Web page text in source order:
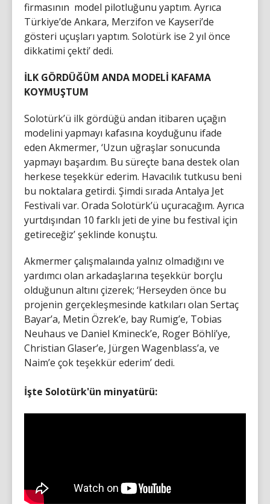
firmasının model pilotluğunu yaptım. Ayrıca
Türkiye’de Ankara, Merzifon ve Kayseri’de
gösteri uçuşları yaptım. Solotürk ise 2 yıl önce
dikkatimi çekti’ dedi.
İLK GÖRDÜĞÜM ANDA MODELİ KAFAMA
KOYMUŞTUM
Solotürk’ü ilk gördüğü andan itibaren uçağın
modelini yapmayı kafasına koyduğunu ifade
eden Akmermer, ‘Uzun uğraşlar sonucunda
yapmayı başardım. Bu süreçte bana destek olan
herkese teşekkür ederim. Havacılık tutkusu beni
bu noktalara getirdi. Şimdi sırada Antalya Jet
Festivali var. Orada Solotürk’ü uçuracağım. Ayrıca
yurtdışından 10 farklı jeti de yine bu festival için
getireceğiz’ şeklinde konuştu.
Akmermer çalışmalaında yalnız olmadığını ve
yardımcı olan arkadaşlarına teşekkür borçlu
olduğunun altını çizerek; ‘Herseyden önce bu
projenin gerçekleşmesinde katkıları olan Sertaç
Bayar’a, Metin Özrek’e, bay Rumig’e, Tobias
Neuhaus ve Daniel Kmineck’e, Roger Böhli’ye,
Christian Glaser’e, Jürgen Wagenblass’a, ve
Naim’e çok teşekkür ederim’ dedi.
İşte Solotürk'ün minyatürü: